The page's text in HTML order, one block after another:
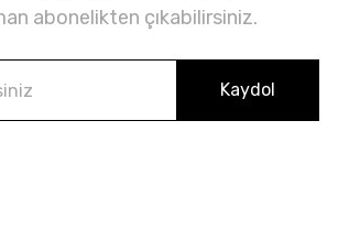
abonelikten çıkabilirsiniz.
Kaydol